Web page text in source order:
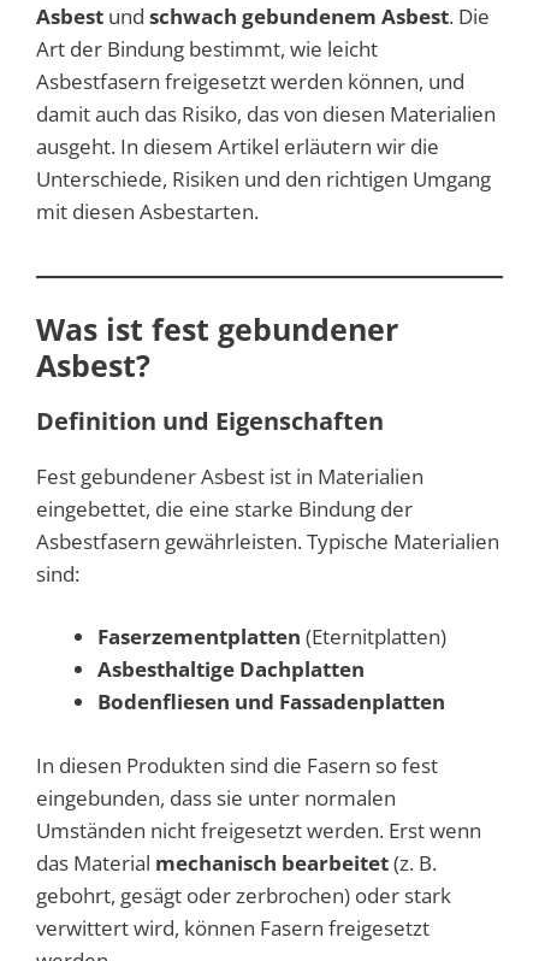
Asbest und schwach gebundenem Asbest. Die
Art der Bindung bestimmt, wie leicht
Asbestfasern freigesetzt werden können, und
damit auch das Risiko, das von diesen Materialien
ausgeht. In diesem Artikel erläutern wir die
Unterschiede, Risiken und den richtigen Umgang
mit diesen Asbestarten.
Was ist fest gebundener
Asbest?
Definition und Eigenschaften
Fest gebundener Asbest ist in Materialien
eingebettet, die eine starke Bindung der
Asbestfasern gewährleisten. Typische Materialien
sind:
Faserzementplatten (Eternitplatten)
Asbesthaltige Dachplatten
Bodenfliesen und Fassadenplatten
In diesen Produkten sind die Fasern so fest
eingebunden, dass sie unter normalen
Umständen nicht freigesetzt werden. Erst wenn
das Material mechanisch bearbeitet(z. B.
gebohrt, gesägt oder zerbrochen) oder stark
verwittert wird, können Fasern freigesetzt